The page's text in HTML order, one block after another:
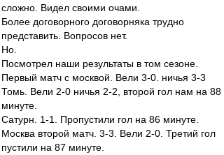
сложно. Видел своими очами.
Более договорного договорняка трудно
представить. Вопросов нет.
Но.
Посмотрел наши результаты в том сезоне.
Первый матч с москвой. Вели 3-0. ничья 3-3
Томь. Вели 2-0 ничья 2-2, второй гол нам на 88
минуте.
Сатурн. 1-1. Пропустили гол на 86 минуте.
Москва второй матч. 3-3. Вели 2-0. Третий гол
пустили на 87 минуте.